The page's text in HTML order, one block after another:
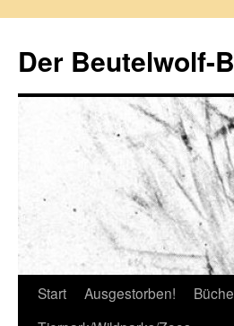
springen
Der Beutelwolf-
Start Ausgestorben!